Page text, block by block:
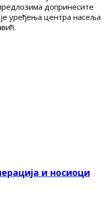
допринесите
уређења центра насеља
и носиоци